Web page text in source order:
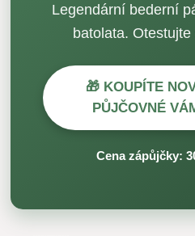
Legendární bederní
batolata.
🎁 KOUPÍTE
PŮJČOVNÉ
Cena zápůjčky: